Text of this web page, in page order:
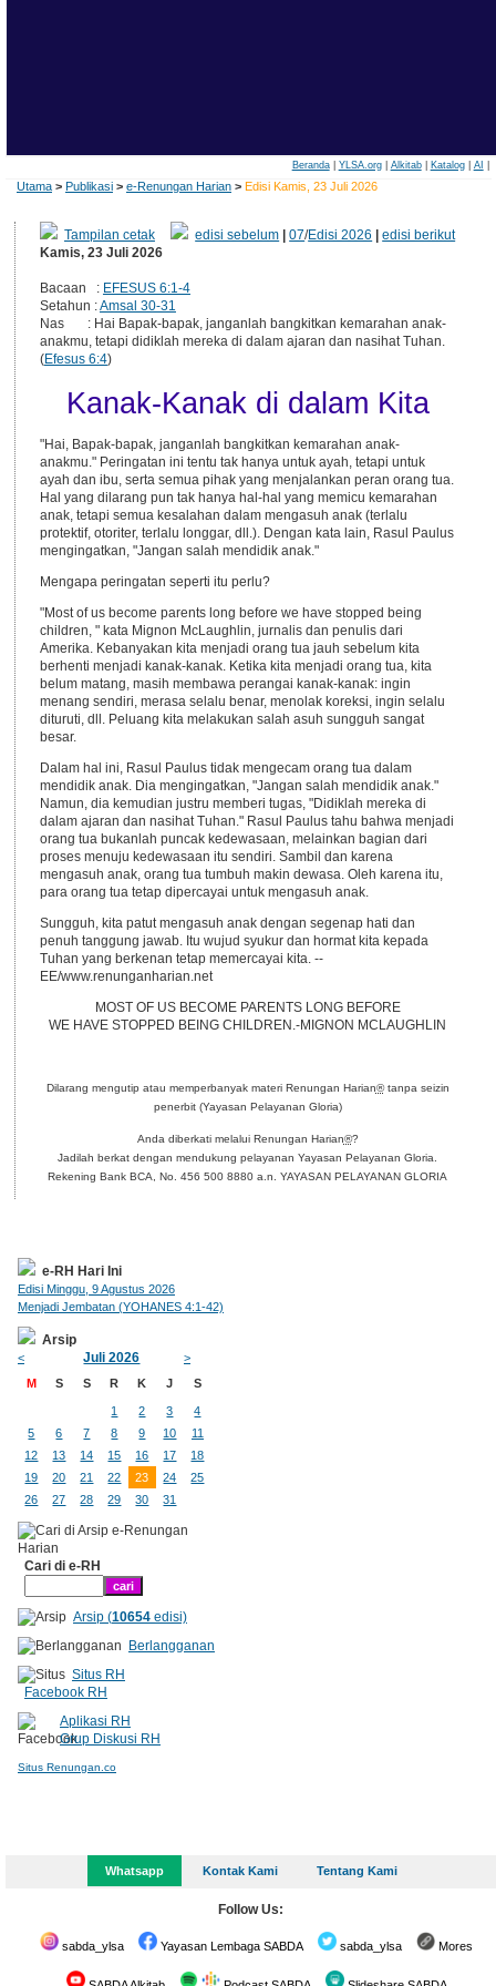
Beranda| YLSA.org| Alkitab| Katalog| AI
Utama > Publikasi > e-Renungan Harian > Edisi Kamis, 23 Juli 2026
Tampilan cetak edisi sebelum |07/Edisi 2026 |edisi berikut
Kamis, 23 Juli 2026
Bacaan : EFESUS 6:1-4
Setahun :Amsal 30-31
Nas : Hai Bapak-bapak, janganlah bangkitkan kemarahan anak-
anakmu, tetapi didiklah mereka di dalam ajaran dan nasihat Tuhan.
(Efesus 6:4)
Kanak-Kanak di dalam Kita
"Hai, Bapak-bapak, janganlah bangkitkan kemarahan anak-
anakmu." Peringatan ini tentu tak hanya untuk ayah, tetapi untuk
ayah dan ibu, serta semua pihak yang menjalankan peran orang tua.
Hal yang dilarang pun tak hanya hal-hal yang memicu kemarahan
anak, tetapi semua kesalahan dalam mengasuh anak (terlalu
protektif, otoriter, terlalu longgar, dll.). Dengan kata lain, Rasul Paulus
mengingatkan, "Jangan salah mendidik anak."
Mengapa peringatan seperti itu perlu?
"Most of us become parents long before we have stopped being
children, " kata Mignon McLaughlin, jurnalis dan penulis dari
Amerika. Kebanyakan kita menjadi orang tua jauh sebelum kita
berhenti menjadi kanak-kanak. Ketika kita menjadi orang tua, kita
belum matang, masih membawa perangai kanak-kanak: ingin
menang sendiri, merasa selalu benar, menolak koreksi, ingin selalu
dituruti, dll. Peluang kita melakukan salah asuh sungguh sangat
besar.
Dalam hal ini, Rasul Paulus tidak mengecam orang tua dalam
mendidik anak. Dia mengingatkan, "Jangan salah mendidik anak."
Namun, dia kemudian justru memberi tugas, "Didiklah mereka di
dalam ajaran dan nasihat Tuhan." Rasul Paulus tahu bahwa menjadi
orang tua bukanlah puncak kedewasaan, melainkan bagian dari
proses menuju kedewasaan itu sendiri. Sambil dan karena
mengasuh anak, orang tua tumbuh makin dewasa. Oleh karena itu,
para orang tua tetap dipercayai untuk mengasuh anak.
Sungguh, kita patut mengasuh anak dengan segenap hati dan
penuh tanggung jawab. Itu wujud syukur dan hormat kita kepada
Tuhan yang berkenan tetap memercayai kita. --
EE/www.renunganharian.net
MOST OF US BECOME PARENTS LONG BEFORE
WE HAVE STOPPED BEING CHILDREN.-MIGNON MCLAUGHLIN
Dilarang mengutip atau memperbanyak materi Renungan Harian®tanpa seizin
penerbit (Yayasan Pelayanan Gloria)
Anda diberkati melalui Renungan Harian®?
Jadilah berkat dengan mendukung pelayanan Yayasan Pelayanan Gloria.
Rekening Bank BCA, No. 456 500 8880 a.n. YAYASAN PELAYANAN GLORIA
e-RH Hari Ini
Edisi Minggu, 9 Agustus 2026
Menjadi Jembatan (YOHANES 4:1-42)
Arsip
< Juli 2026
>
M
S S R K J S
1 2 3
4
5
6 7 8 9 10
11
12
13 14 15 16 17
18
19
20 21 22 23 24
25
26
27 28 29 30 31
Cari di e-RH
Arsip (10654edisi)
Berlangganan
Situs RH
Facebook RH
Aplikasi RH
Grup Diskusi RH
Situs Renungan.co
Whatsapp Kontak Kami Tentang Kami
Follow Us:
sabda_ylsa Yayasan Lembaga SABDA sabda_ylsa Mores